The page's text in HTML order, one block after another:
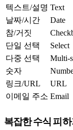
텍스트/설명 Text
날짜/시간
Date
참/거짓
단일 선택
Select
다중 선택
Multi-
숫자
링크/URL
URL
이메일 주소 Email
복잡한 수식 피하